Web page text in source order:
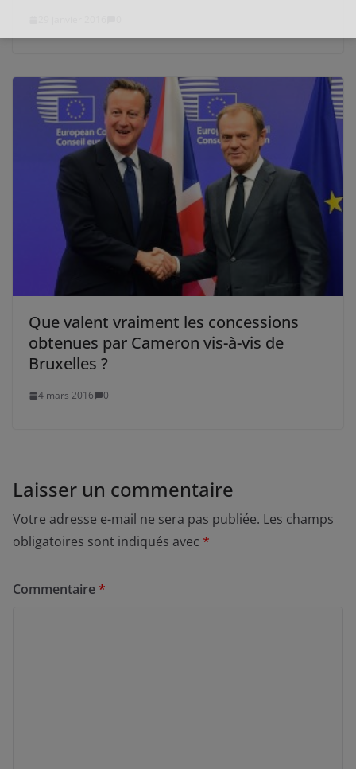
Que valent vraiment les concessions
obtenues par Cameron vis-à-vis de
Bruxelles ?
4 mars 2016 0
Laisser un commentaire
Votre adresse e-mail ne sera pas publiée. Les champs
obligatoires sont indiqués avec *
Commentaire*